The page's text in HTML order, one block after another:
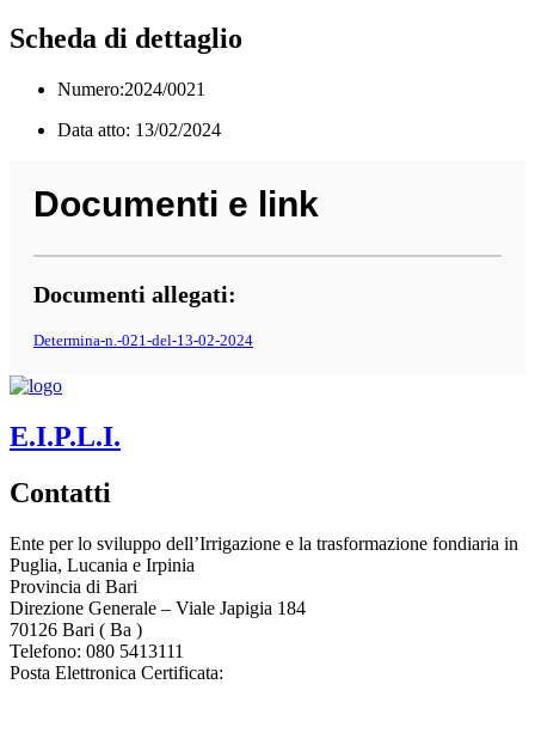
Scheda di dettaglio
Numero:2024/0021
Data atto: 13/02/2024
Documenti e link
Documenti allegati:
Determina-n.-021-del-13-02-2024
E.I.P.L.I.
Contatti
Ente per lo sviluppo dell’Irrigazione e la trasformazione fondiaria in
Puglia, Lucania e Irpinia
Provincia di Bari
Direzione Generale – Viale Japigia 184
70126 Bari ( Ba )
Telefono: 080 5413111
Posta Elettronica Certificata: